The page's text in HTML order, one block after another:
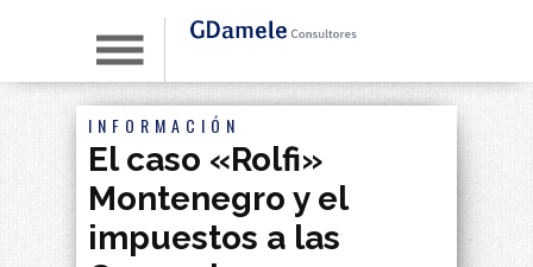
INFORMACIÓN
El caso «Rolfi»
Montenegro y el
impuestos a las